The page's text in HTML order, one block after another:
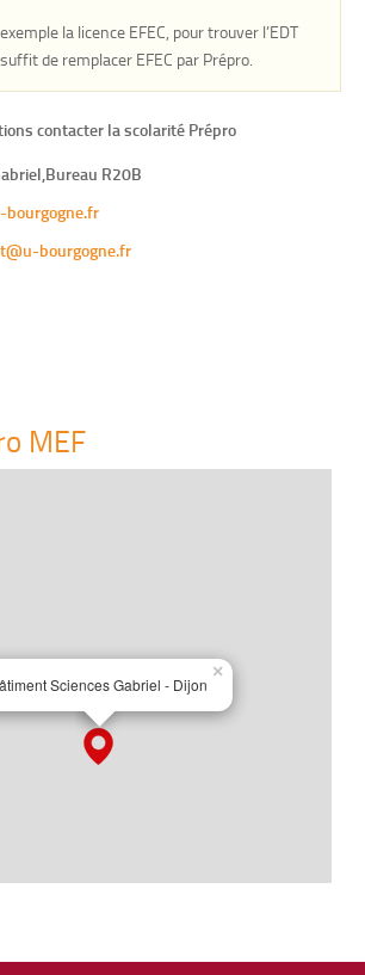
la licence EFEC, pour trouver l’EDT
de remplacer EFEC par Prépro.
contacter la scolarité Prépro
R20B
bourgogne.fr
bourgogne.fr
MEF